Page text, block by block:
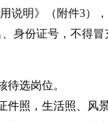
说明》（附件3）
身份证号，不得冒
待选岗位。
照，生活照、风